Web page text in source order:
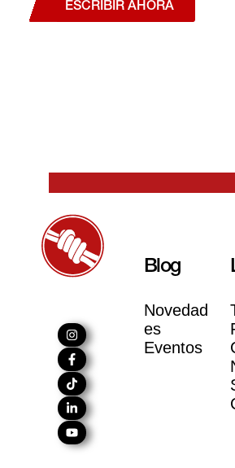
ESCRIBIR AHORA
Blog
Novedad
es
Eventos